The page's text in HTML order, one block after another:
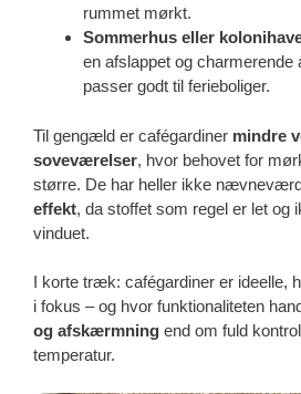
rummet mørkt.
Sommerhus eller
en afslappet og
passer godt til ferieboliger.
Til gengæld er cafégardiner mindre
soveværelser, hvor behovet for
større. De har heller ikke
effekt, da stoffet som regel er let og
vinduet.
I korte træk: cafégardiner er ideelle,
i fokus – og hvor funktionaliteten
og afskærmning end om fuld
temperatur.